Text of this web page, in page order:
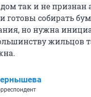
так и не
готовы собирать
но нужна
жильцов